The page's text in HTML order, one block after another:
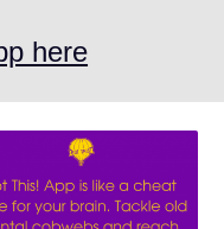
here